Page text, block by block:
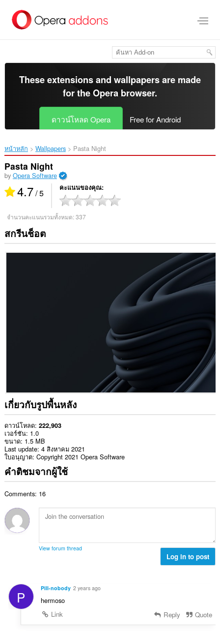
These extensions and wallpapers are made
for theOpera browser.
ดาวน์โหลด Opera Free for Android
หน้าหลัก Wallpapers Pasta Night‎
Pasta Night
by Opera Software
4.7/ 5 คะแนนของคุณ
จำนวนคะแนนรวมทั้งหมด:337
สกรีนช็อต
เกี่ยวกับรูปพื้นหลัง
ดาวน์โหลด 222,903
เวอร์ชัน 1.0
ขนาด 1.5 MB
Last update 4 สิงหาคม 2021
ใบอนุญาต Copyright 2021 Opera Software
คำติชมจากผู้ใช้
Comments: 16
View forum thread
Log in to post
P Pill-nobody 2 years ago
hermoso
Link
Reply Quote